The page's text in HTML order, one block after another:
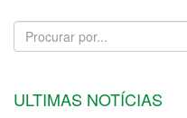
ULTIMAS NOTÍCIAS